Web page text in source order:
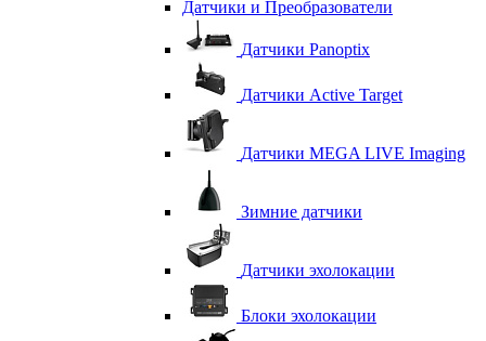
Датчики и Преобразователи
Датчики Panoptix
Датчики Active Target
Датчики MEGA LIVE Imaging
Зимние датчики
Датчики эхолокации
Блоки эхолокации